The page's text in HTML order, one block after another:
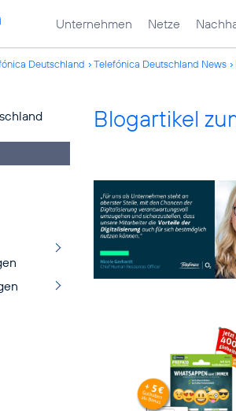
Unternehmen Netze
Deutschland Telefónica Deutschland News
Blogartikel